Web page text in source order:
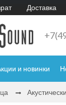
Доставка
и новинки